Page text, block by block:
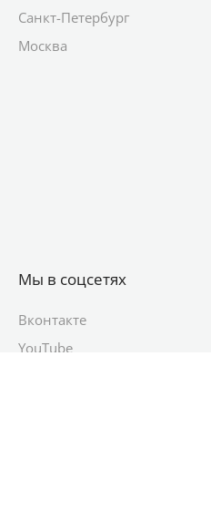
Санкт-Петербург
Москва
Мы в соцсетях
Вконтакте
YouTube